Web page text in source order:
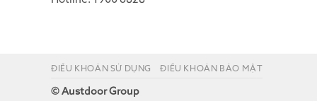
ĐIỀU KHOẢN SỬ DỤNG ĐIỀU KHOẢN BẢO MẬT
© Austdoor Group